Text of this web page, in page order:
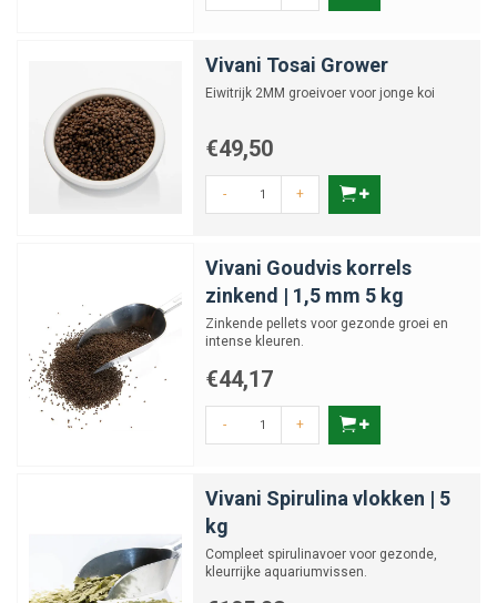
Vivani Tosai Grower
Eiwitrijk 2MM groeivoer voor jonge koi
€49,50
- +
Vivani Goudvis korrels
zinkend | 1,5 mm 5 kg
Zinkende pellets voor gezonde groei en
intense kleuren.
€44,17
- +
Vivani Spirulina vlokken | 5
kg
Compleet spirulinavoer voor gezonde,
kleurrijke aquariumvissen.